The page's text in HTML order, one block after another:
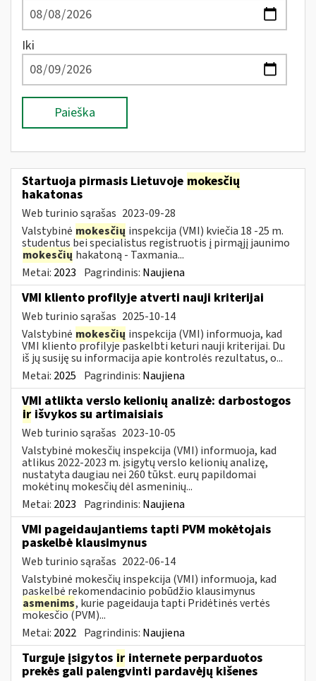
Iki
Paieška
Startuoja pirmasis Lietuvoje mokesčių
hakatonas
Web turinio sąrašas 2023-09-28
Valstybinė mokesčių inspekcija (VMI) kviečia 18 -25 m.
studentus bei specialistus registruotis į pirmąjį jaunimo
mokesčių hakatoną - Taxmania...
Metai: 2023 Pagrindinis: Naujiena
VMI kliento profilyje atverti nauji kriterijai
Web turinio sąrašas 2025-10-14
Valstybinė mokesčių inspekcija (VMI) informuoja, kad
VMI kliento profilyje paskelbti keturi nauji kriterijai. Du
iš jų susiję su informacija apie kontrolės rezultatus, o...
Metai: 2025 Pagrindinis: Naujiena
VMI atlikta verslo kelionių analizė: darbostogos
ir išvykos su artimaisiais
Web turinio sąrašas 2023-10-05
Valstybinė mokesčių inspekcija (VMI) informuoja, kad
atlikus 2022-2023 m. įsigytų verslo kelionių analizę,
nustatyta daugiau nei 260 tūkst. eurų papildomai
mokėtinų mokesčių dėl asmeninių...
Metai: 2023 Pagrindinis: Naujiena
VMI pageidaujantiems tapti PVM mokėtojais
paskelbė klausimynus
Web turinio sąrašas 2022-06-14
Valstybinė mokesčių inspekcija (VMI) informuoja, kad
paskelbė rekomendacinio pobūdžio klausimynus
asmenims, kurie pageidauja tapti Pridėtinės vertės
mokesčio (PVM)...
Metai: 2022 Pagrindinis: Naujiena
Turguje įsigytos ir internete perparduotos
prekės gali palengvinti pardavėjų kišenes